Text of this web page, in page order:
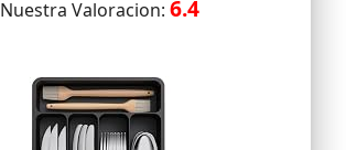
Nuestra Valoracion: 6.4